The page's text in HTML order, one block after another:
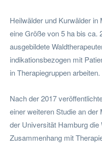
Heilwälder und Kurwälder
eine Größe von 5 ha bis ca.
ausgebildete
indikationsbezogen mit
in Therapiegruppen arbeiten.
Nach der 2017
einer weiteren Studie an
der Universität Hamburg
Zusammenhang mit